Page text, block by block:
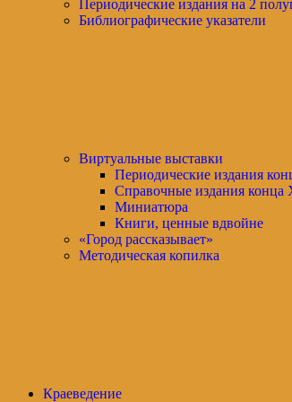
Периодические издания на 2
Библиографические указатели
Виртуальные выставки
Периодические издания
Справочные издания
Миниатюра
Книги, ценные вдвойне
«Город рассказывает»
Методическая копилка
Краеведение